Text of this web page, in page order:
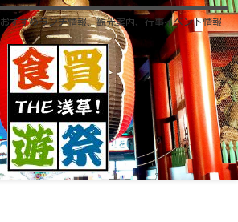
すすめランチ情報、観光案内、行事イベント情報